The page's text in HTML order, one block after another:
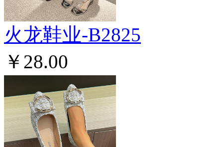
火龙鞋业-B2825
￥28.00